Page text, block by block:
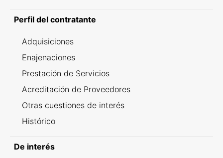
Perfil del contratante
Adquisiciones
Enajenaciones
Prestación de Servicios
Acreditación de Proveedores
Otras cuestiones de interés
Histórico
De interés